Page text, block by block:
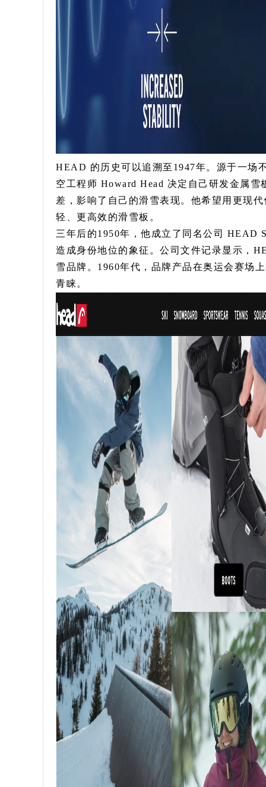
HEAD 的历史可以追溯至1947年。源于一场
空工程师 Howard Head 决定自己研发金属
差，影响了自己的滑雪表现。他希望用更现
轻、更高效的滑雪板。
三年后的1950年，他成立了同名公司 HEAD
造成身份地位的象征。公司文件记录显示，
雪品牌。1960年代，品牌产品在奥运会赛场
青睐。